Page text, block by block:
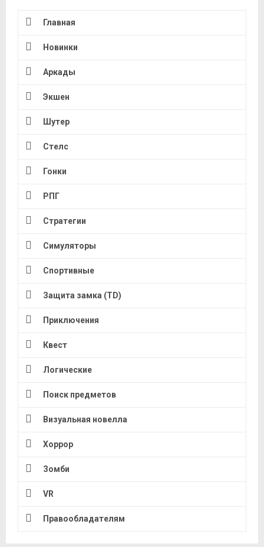
Главная
Новинки
Аркады
Экшен
Шутер
Стелс
Гонки
РПГ
Стратегии
Симуляторы
Спортивные
Защита замка (TD)
Приключения
Квест
Логические
Поиск предметов
Визуальная новелла
Хоррор
Зомби
VR
Правообладателям